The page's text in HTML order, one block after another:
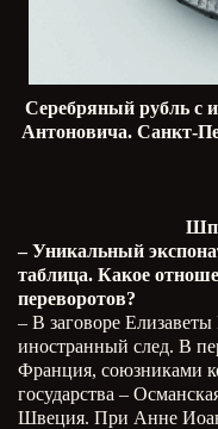
Серебряный рубль с
Антоновича. Санкт-
– Уникальный
таблица. Какое
переворотов?
– В заговоре
иностранный след. В
Франция, союзниками
государства –
Швеция. При Анне